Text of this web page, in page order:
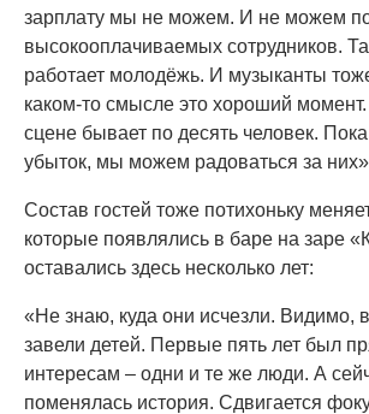
зарплату мы не можем. И не можем
высокооплачиваемых сотрудников.
работает молодёжь. И музыканты
каком-то смысле это хороший
сцене бывает по десять человек.
убыток, мы можем радоваться за
Состав гостей тоже потихоньку
которые появлялись в баре на заре
оставались здесь несколько лет:
«Не знаю, куда они исчезли. Видимо,
завели детей. Первые пять лет был
интересам – одни и те же люди. А
поменялась история. Сдвигается